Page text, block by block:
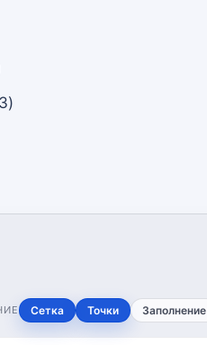
Сетка Точки Заполнение